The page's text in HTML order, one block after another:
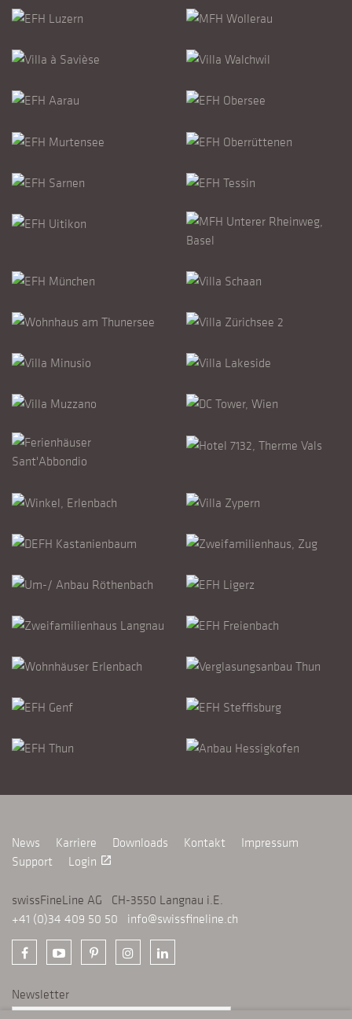
News Karriere Downloads Kontakt
Impressum
Support
Login launch
swissFineLine AG CH-3550 Langnau i.E.
+41 (0)34 409 50 50
info@swissfineline.ch
Newsletter